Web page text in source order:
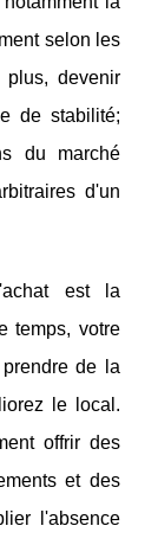
selon les
plus, devenir
de stabilité;
du marché
d'un
est la
temps, votre
de la
le local.
offrir des
et des
l'absence